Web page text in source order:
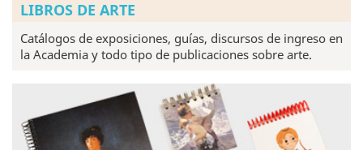
LIBROS DE ARTE
Catálogos de exposiciones, guías, discursos de ingreso en
la Academia y todo tipo de publicaciones sobre arte.